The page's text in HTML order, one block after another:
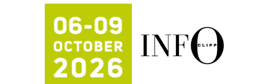
Efikasno upravljanje energijom
Automatizacija pakovanja · Display
(Shelf-Ready) omotnice
Potpuna efikasnost bez složenih
sistema